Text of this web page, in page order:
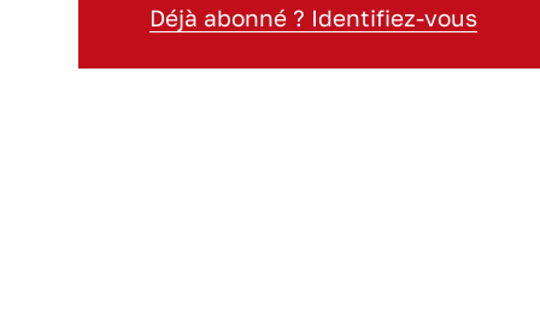
Déjà abonné ? Identifiez-vous